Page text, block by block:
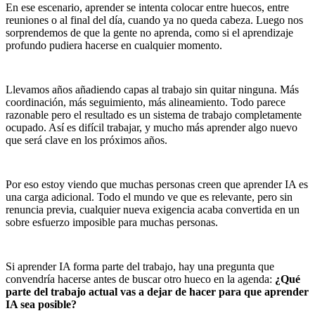
En ese escenario, aprender se intenta colocar entre huecos, entre
reuniones o al final del día, cuando ya no queda cabeza. Luego nos
sorprendemos de que la gente no aprenda, como si el aprendizaje
profundo pudiera hacerse en cualquier momento.
Llevamos años añadiendo capas al trabajo sin quitar ninguna. Más
coordinación, más seguimiento, más alineamiento. Todo parece
razonable pero el resultado es un sistema de trabajo completamente
ocupado. Así es difícil trabajar, y mucho más aprender algo nuevo
que será clave en los próximos años.
Por eso estoy viendo que muchas personas creen que aprender IA es
una carga adicional. Todo el mundo ve que es relevante, pero sin
renuncia previa, cualquier nueva exigencia acaba convertida en un
sobre esfuerzo imposible para muchas personas.
Si aprender IA forma parte del trabajo, hay una pregunta que
convendría hacerse antes de buscar otro hueco en la agenda: ¿Qué
parte del trabajo actual vas a dejar de hacer para que aprender
IA sea posible?